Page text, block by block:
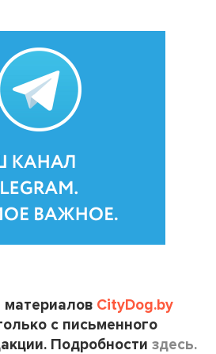
материалов CityDog.by
с письменного
Подробности здесь.